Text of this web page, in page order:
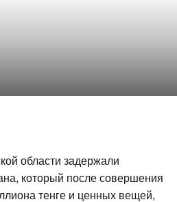
области задержали
который после совершения
тенге и ценных вещей,